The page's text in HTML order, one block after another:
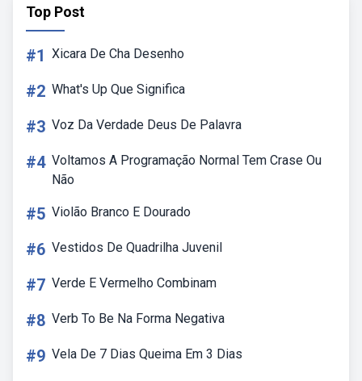
Top Post
#1 Xicara De Cha Desenho
#2 What's Up Que Significa
#3 Voz Da Verdade Deus De Palavra
#4 Voltamos A Programação Normal Tem Crase Ou
Não
#5 Violão Branco E Dourado
#6 Vestidos De Quadrilha Juvenil
#7 Verde E Vermelho Combinam
#8 Verb To Be Na Forma Negativa
#9 Vela De 7 Dias Queima Em 3 Dias